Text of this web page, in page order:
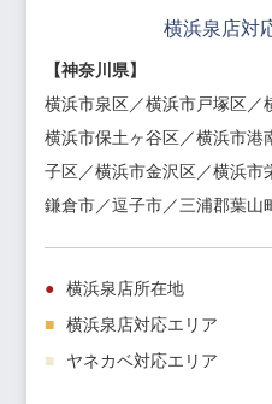
横浜泉店対
【神奈川県】
横浜市泉区／横浜市戸塚区／
横浜市保土ヶ谷区／横浜市港
子区／横浜市金沢区／横浜市
鎌倉市／逗子市／三浦郡葉山
横浜泉店所在地
横浜泉店対応エリア
ヤネカベ対応エリア